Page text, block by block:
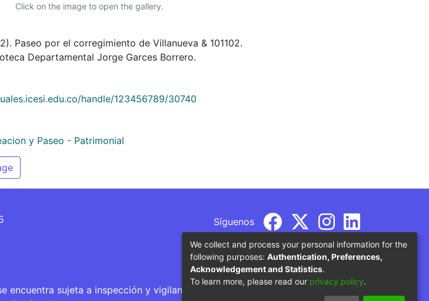
Click on the image to open the gallery.
Paseo por el corregimiento de Villanueva & 101102.
Departamental Jorge Garces Borrero.
handle/123456789/30740
y Paseo - Patrimonial
Síguenos
encuentra sujeta a inspección y vigilancia por parte del Ministerio de Educación
We collect and process your personal information for the
following purposes: Authentication, Preferences,
Acknowledgement and Statistics.
To learn more, please read our privacy policy.